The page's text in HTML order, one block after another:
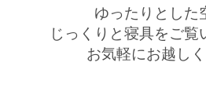
ゆったりとした
じっくりと寝具をご覧
お気軽にお越しく